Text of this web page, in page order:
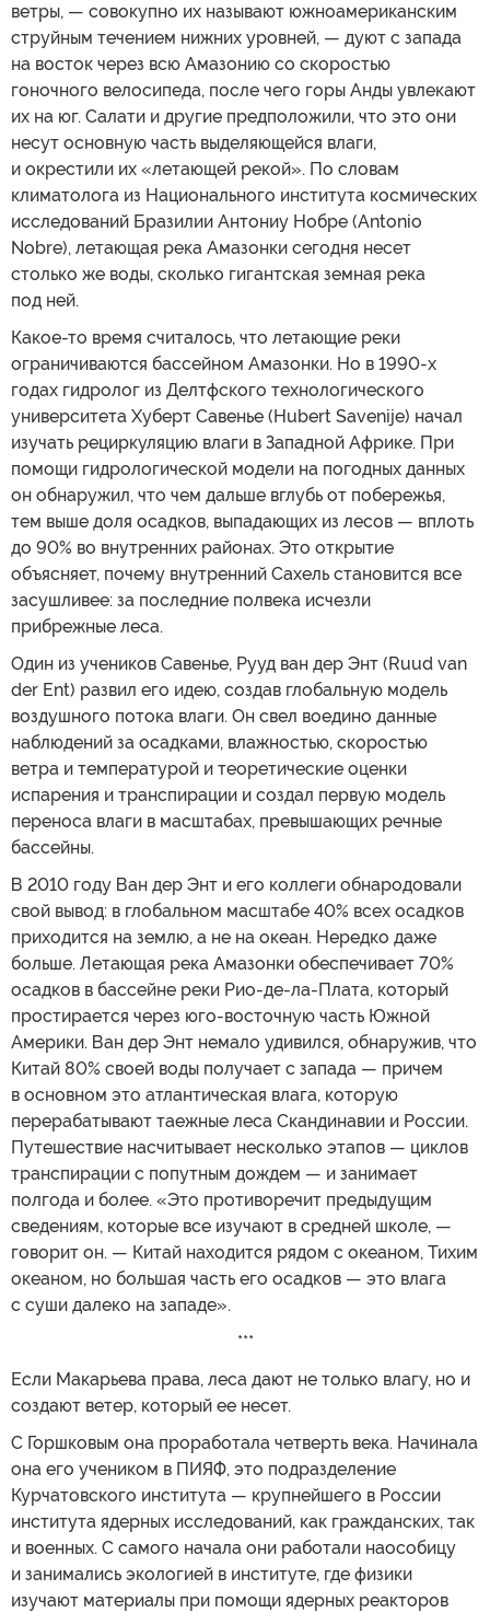
ветры, — совокупно их называют южноамериканским
струйным течением нижних уровней, — дуют с запада
на восток через всю Амазонию со скоростью
гоночного велосипеда, после чего горы Анды увлекают
их на юг. Салати и другие предположили, что это они
несут основную часть выделяющейся влаги,
и окрестили их «летающей рекой». По словам
климатолога из Национального института космических
исследований Бразилии Антониу Нобре (Antonio
Nobre), летающая река Амазонки сегодня несет
столько же воды, сколько гигантская земная река
под ней.
Какое-то время считалось, что летающие реки
ограничиваются бассейном Амазонки. Но в 1990-х
годах гидролог из Делтфского технологического
университета Хуберт Савенье (Hubert Savenije) начал
изучать рециркуляцию влаги в Западной Африке. При
помощи гидрологической модели на погодных данных
он обнаружил, что чем дальше вглубь от побережья,
тем выше доля осадков, выпадающих из лесов — вплоть
до 90% во внутренних районах. Это открытие
объясняет, почему внутренний Сахель становится все
засушливее: за последние полвека исчезли
прибрежные леса.
Один из учеников Савенье, Рууд ван дер Энт (Ruud van
der Ent) развил его идею, создав глобальную модель
воздушного потока влаги. Он свел воедино данные
наблюдений за осадками, влажностью, скоростью
ветра и температурой и теоретические оценки
испарения и транспирации и создал первую модель
переноса влаги в масштабах, превышающих речные
бассейны.
В 2010 году Ван дер Энт и его коллеги обнародовали
свой вывод: в глобальном масштабе 40% всех осадков
приходится на землю, а не на океан. Нередко даже
больше. Летающая река Амазонки обеспечивает 70%
осадков в бассейне реки Рио-де-ла-Плата, который
простирается через юго-восточную часть Южной
Америки. Ван дер Энт немало удивился, обнаружив, что
Китай 80% своей воды получает с запада — причем
в основном это атлантическая влага, которую
перерабатывают таежные леса Скандинавии и России.
Путешествие насчитывает несколько этапов — циклов
транспирации с попутным дождем — и занимает
полгода и более. «Это противоречит предыдущим
сведениям, которые все изучают в средней школе, —
говорит он. — Китай находится рядом с океаном, Тихим
океаном, но большая часть его осадков — это влага
с суши далеко на западе».
***
Если Макарьева права, леса дают не только влагу, но и
создают ветер, который ее несет.
С Горшковым она проработала четверть века. Начинала
она его учеником в ПИЯФ, это подразделение
Курчатовского института — крупнейшего в России
института ядерных исследований, как гражданских, так
и военных. С самого начала они работали наособицу
и занимались экологией в институте, где физики
изучают материалы при помощи ядерных реакторов